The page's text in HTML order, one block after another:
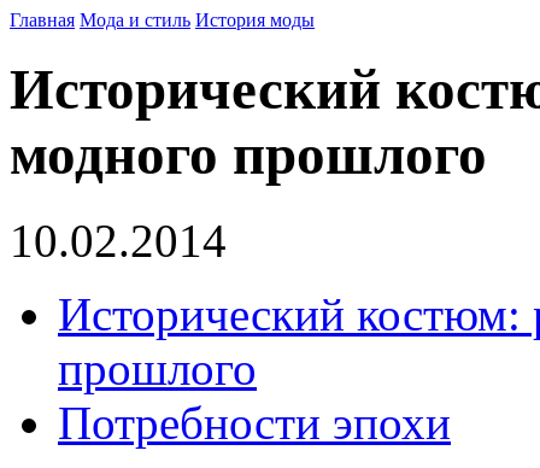
Главная Мода и стиль История моды
Исторический
модного прошлого
10.02.2014
Исторический костюм:
прошлого
Потребности эпохи